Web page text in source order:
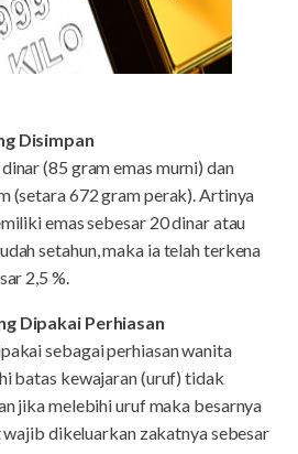
Disimpan
(85 gram emas murni) dan
(setara 672 gram perak). Artinya
emas sebesar 20 dinar atau
setahun, maka ia telah terkena
2,5 %.
Dipakai Perhiasan
sebagai perhiasan wanita
batas kewajaran (uruf) tidak
jika melebihi uruf maka besarnya
dikeluarkan zakatnya sebesar